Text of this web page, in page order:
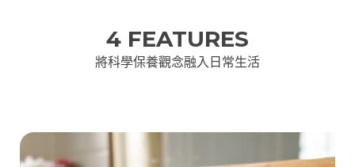
4 FEATURES
將科學保養觀念融入日常生活